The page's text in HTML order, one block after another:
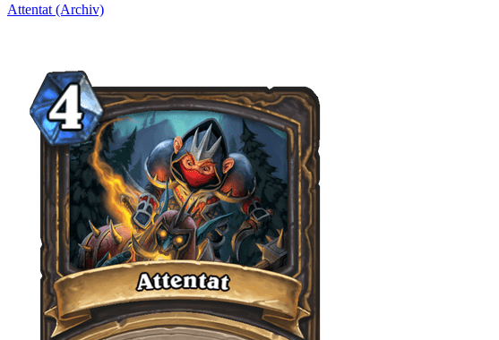
Attentat (Archiv)